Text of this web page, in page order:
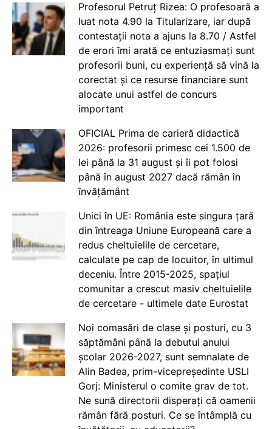
Profesorul Petruț Rizea: O profesoară a
luat nota 4.90 la Titularizare, iar după
contestații nota a ajuns la 8.70 / Astfel
de erori îmi arată ce entuziasmați sunt
profesorii buni, cu experiență să vină la
corectat și ce resurse financiare sunt
alocate unui astfel de concurs
important
OFICIAL Prima de carieră didactică
2026: profesorii primesc cei 1.500 de
lei până la 31 august și îi pot folosi
până în august 2027 dacă rămân în
învățământ
Unici în UE: România este singura țară
din întreaga Uniune Europeană care a
redus cheltuielile de cercetare,
calculate pe cap de locuitor, în ultimul
deceniu. Între 2015-2025, spațiul
comunitar a crescut masiv cheltuielile
de cercetare - ultimele date Eurostat
Noi comasări de clase și posturi, cu 3
săptămâni până la debutul anului
școlar 2026-2027, sunt semnalate de
Alin Badea, prim-vicepreședinte USLI
Gorj: Ministerul o comite grav de tot.
Ne sună directorii disperați că oamenii
rămân fără posturi. Ce se întâmplă cu